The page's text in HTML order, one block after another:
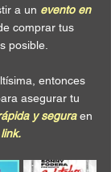
a un evento en
comprar tus
posible.
entonces
asegurar tu
y segura en